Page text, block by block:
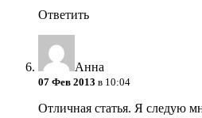
Ответить
Анна
07 Фев 2013 в 10:04
Отличная статья. Я следую